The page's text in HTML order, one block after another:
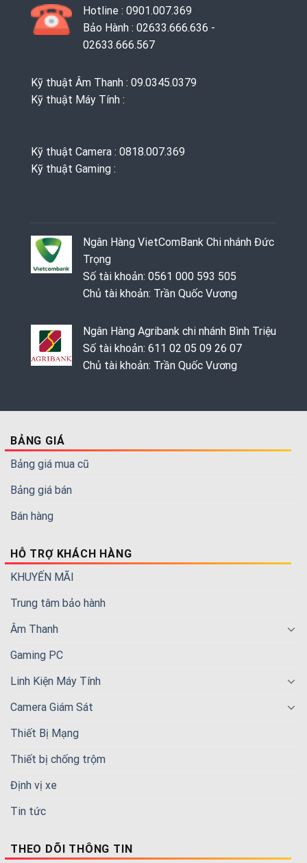
Hotline : 0901.007.369
Bảo Hành : 02633.666.636 -
02633.666.567
Kỹ thuật Âm Thanh : 09.0345.0379
Kỹ thuật Máy Tính :
Kỹ thuật Camera : 0818.007.369
Kỹ thuật Gaming ‭: ‬
Ngân Hàng VietComBank Chi nhánh Đức
Trọng
Số tài khoản: 0561 000 593 505
Chủ tài khoản: Trần Quốc Vương
Ngân Hàng Agribank chi nhánh Bình Triệu
Số tài khoản: 611 02 05 09 26 07
Chủ tài khoản: Trần Quốc Vương
BẢNG GIÁ
Bảng giá mua cũ
Bảng giá bán
Bán hàng
HỖ TRỢ KHÁCH HÀNG
KHUYẾN MÃI
Trung tâm bảo hành
Âm Thanh
Gaming PC
Linh Kiện Máy Tính
Camera Giám Sát
Thiết Bị Mạng
Thiết bị chống trộm
Định vị xe
Tin tức
THEO DÕI THÔNG TIN